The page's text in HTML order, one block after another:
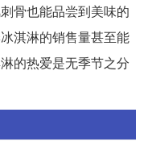
骨也能品尝到美味的
淇淋的销售量甚至能
的热爱是无季节之分